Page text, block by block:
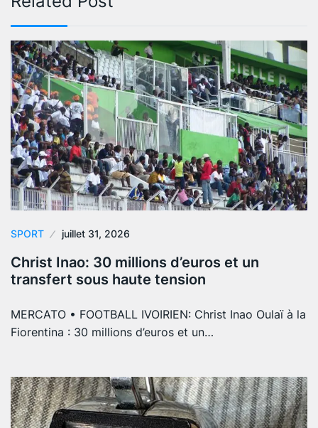
SPORT juillet 31, 2026
Christ Inao: 30 millions d’euros et un
transfert sous haute tension
MERCATO • FOOTBALL IVOIRIEN: Christ Inao Oulaï à la
Fiorentina : 30 millions d’euros et un…